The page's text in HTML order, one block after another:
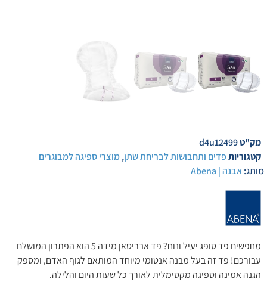
מק"טd4u12499
קטגוריותפדים ותחבושות לבריחת שתן,מוצרי ספיגה למבוגרים
מותג:אבנה | Abena
מחפשים פד סופג יעיל ונוח? פד אבריסאן מידה 5 הוא הפתרון המושלם
עבורכם! פד זה בעל מבנה אנטומי מיוחד המותאם לגוף האדם, ומספק
הגנה אמינה וספיגה מקסימלית לאורך כל שעות היום והלילה.